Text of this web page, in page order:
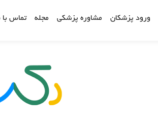
ورود پزشکان مشاوره پزشکی مجله تماس با